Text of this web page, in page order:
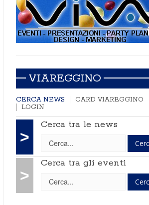
VIAREGGINO
CERCA NEWS
CARD VIAREGGINO
LOGIN
>
Cerca tra le news
>
Cerca tra gli eventi